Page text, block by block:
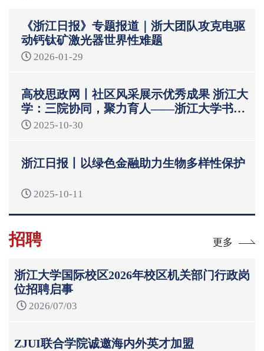
《浙江日报》专题报道｜浙大团队攻克电驱
动钙钛矿激光器世界性难题
2026-01-29
高校思政网丨社区风采展示优秀成果 浙江大
学：三院协同，聚力育人——浙江大学书院
制“一站式”学生社区育人模式
2025-10-30
浙江日报丨以绿色金融助力生物多样性保护
2025-10-11
招聘 更多
浙江大学国际校区2026年校区机关部门行政岗
位招聘启事
2026/07/03
ZJUI联合学院诚邀海内外英才加盟